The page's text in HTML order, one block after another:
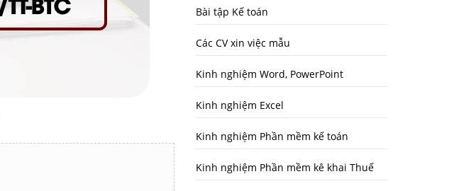
Bài tập Kế toán
Các CV xin việc mẫu
Kinh nghiệm Word, PowerPoint
Kinh nghiệm Excel
Kinh nghiệm Phần mềm kế toán
Kinh nghiệm Phần mềm kê khai Thuế